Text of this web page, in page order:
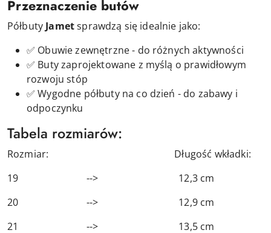
Przeznaczenie butów
Półbuty Jametsprawdzą się idealnie jako:
✅ Obuwie zewnętrzne - do różnych aktywności
✅ Butyzaprojektowane z myślą o prawidłowym
rozwoju stóp
✅ Wygodne półbuty na co dzień - do zabawy i
odpoczynku
Tabela rozmiarów:
Rozmiar: Długość wkładki:
19 --> 12,3 cm
20 --> 12,9 cm
21 --> 13,5 cm